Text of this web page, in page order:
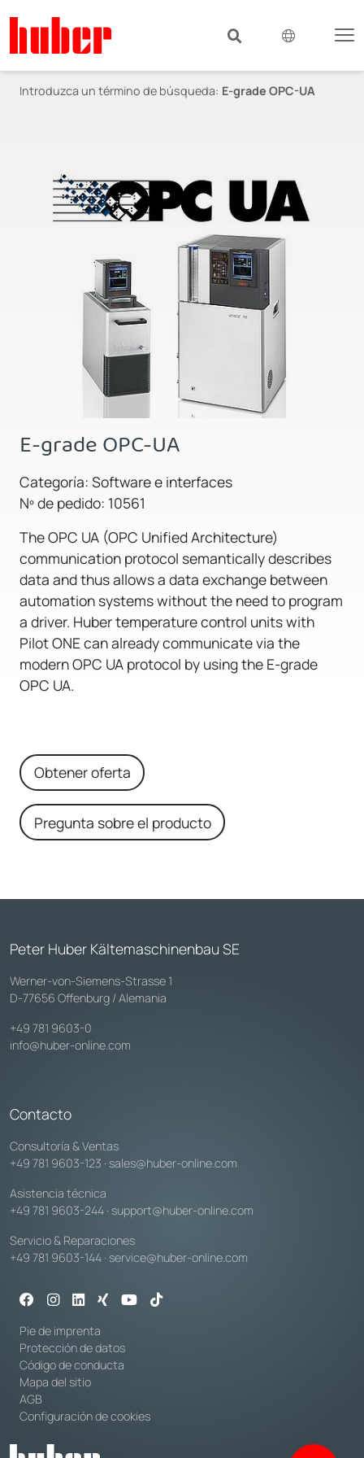
Introduzca un término de búsqueda: E-grade OPC-UA
E-grade OPC-UA
Categoría: Software e interfaces
Nº de pedido: 10561
The OPC UA (OPC Unified Architecture)
communication protocol semantically describes
data and thus allows a data exchange between
automation systems without the need to program
a driver. Huber temperature control units with
Pilot ONE can already communicate via the
modern OPC UA protocol by using the E-grade
OPC UA.
Obtener oferta
Pregunta sobre el producto
Peter Huber Kältemaschinenbau SE
Werner-von-Siemens-Strasse 1
D-77656 Offenburg / Alemania
+49 781 9603-0
info@huber-online.com
Contacto
Consultoría & Ventas
+49 781 9603-123 · sales@huber-online.com
Asistencia técnica
+49 781 9603-244 · support@huber-online.com
Servicio & Reparaciones
+49 781 9603-144 · service@huber-online.com
Pie de imprenta
Protección de datos
Código de conducta
Mapa del sitio
AGB
Configuración de cookies